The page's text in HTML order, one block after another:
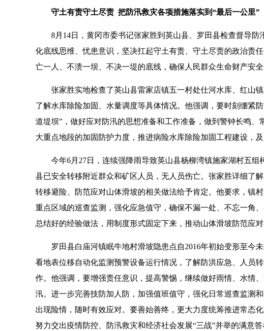
守土有责守土尽责 把防汛救灾各项措施落实到“最后一公里”
8月14日，黄冈市委书记张家胜到英山县、罗田县检查督导
化底线思维、忧患意识，坚决扛起守土有责、守土尽责的政治责
亡一人、不溃一坝、不决一堤的底线，确保人民群众生命财产安全
张家胜实地检查了英山县雷家店镇五一村处仕河水库、红山
了解水库除险加固、水量调度等具体情况。他强调，要时刻绷紧
道堤坝”，做好应对防汛的思想准备和工作准备，做到警钟长鸣
大重点地段的加固防护力度，推进病险水库除险加固工程建设，及
今年6月27日，连续强降雨导致英山县杨柳湾镇施家湖村五
县已安全转移附近群众和矿区人员，无人员伤亡。张家胜详细了
转移避险、防范应对山体滑坡的相关做法给予肯定。他要求，镇
重点区域的巡查监测，强化应急值守，确保不漏一处、不忘一角
总结好的经验做法，用制度形式固定下来，推动山体滑坡防范应对
罗田县白庙河镇眠牛地村滑坡隐患点自2016年初始变形至今
看地表位移自动化监测预警设备运行情况，了解防洪应急、人员
作。他强调，要增强责任意识，提高警惕，继续做好雨情、水情
汛。进一步完善技防加人防，加强值班值守，强化日常巡查监测
出现险情，随时有效应对。要善始善终，更大力度统筹推进常态
努力交出疫情防控、防汛救灾和经济社会发展“三战”并举的满意答